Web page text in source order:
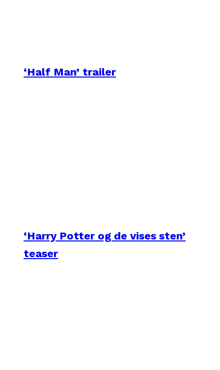
‘Half Man’ trailer
‘Harry Potter og de vises sten’
teaser